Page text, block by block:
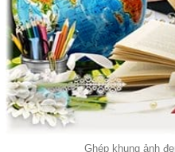
Ghép khung ảnh